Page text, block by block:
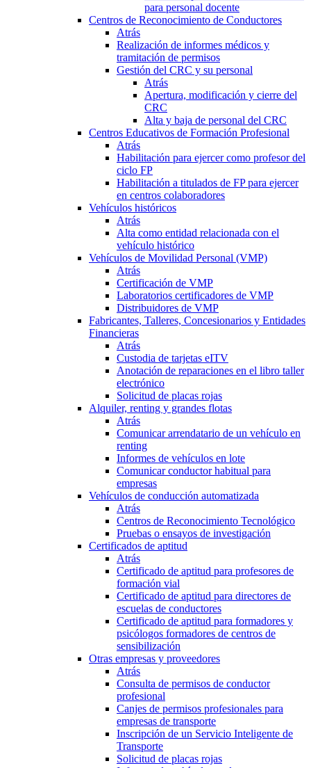
para personal docente
Centros de Reconocimiento de Conductores
Atrás
Realización de informes médicos y
tramitación de permisos
Gestión del CRC y su personal
Atrás
Apertura, modificación y cierre del
CRC
Alta y baja de personal del CRC
Centros Educativos de Formación Profesional
Atrás
Habilitación para ejercer como profesor del
ciclo FP
Habilitación a titulados de FP para ejercer
en centros colaboradores
Vehículos históricos
Atrás
Alta como entidad relacionada con el
vehículo histórico
Vehículos de Movilidad Personal (VMP)
Atrás
Certificación de VMP
Laboratorios certificadores de VMP
Distribuidores de VMP
Fabricantes, Talleres, Concesionarios y Entidades
Financieras
Atrás
Custodia de tarjetas eITV
Anotación de reparaciones en el libro taller
electrónico
Solicitud de placas rojas
Alquiler, renting y grandes flotas
Atrás
Comunicar arrendatario de un vehículo en
renting
Informes de vehículos en lote
Comunicar conductor habitual para
empresas
Vehículos de conducción automatizada
Atrás
Centros de Reconocimiento Tecnológico
Pruebas o ensayos de investigación
Certificados de aptitud
Atrás
Certificado de aptitud para profesores de
formación vial
Certificado de aptitud para directores de
escuelas de conductores
Certificado de aptitud para formadores y
psicólogos formadores de centros de
sensibilización
Otras empresas y proveedores
Atrás
Consulta de permisos de conductor
profesional
Canjes de permisos profesionales para
empresas de transporte
Inscripción de un Servicio Inteligente de
Transporte
Solicitud de placas rojas